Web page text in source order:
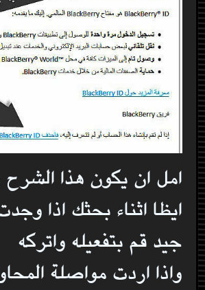
امل ان يكون هذا
ايظا اثناء بحثك اذا
جيد قم بتفعيله واتركه
واذا اردت مواصلة